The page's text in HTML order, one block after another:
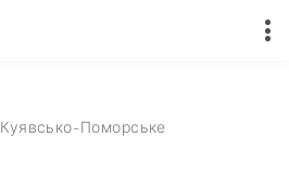
Куявсько-Поморське